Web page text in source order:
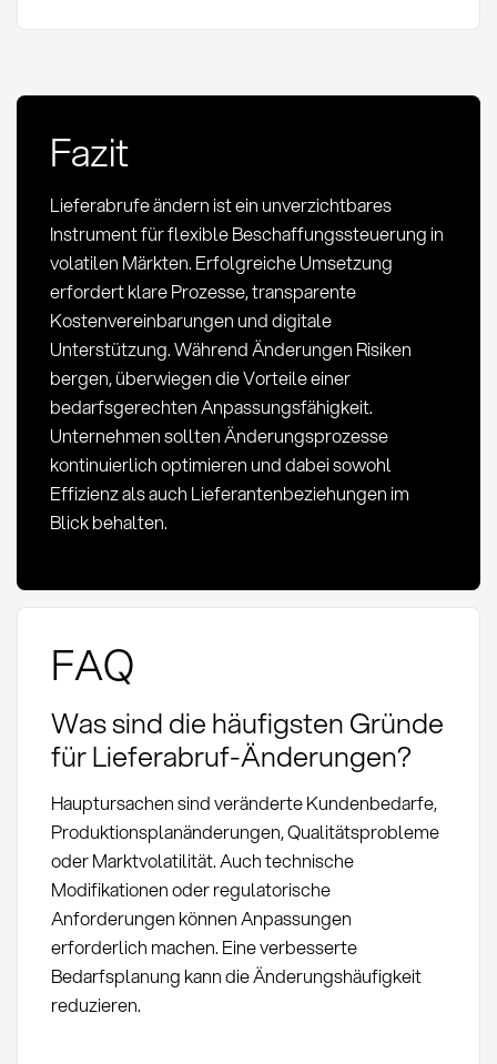
Fazit
Lieferabrufe ändern ist ein unverzichtbares
Instrument für flexible Beschaffungssteuerung in
volatilen Märkten. Erfolgreiche Umsetzung
erfordert klare Prozesse, transparente
Kostenvereinbarungen und digitale
Unterstützung. Während Änderungen Risiken
bergen, überwiegen die Vorteile einer
bedarfsgerechten Anpassungsfähigkeit.
Unternehmen sollten Änderungsprozesse
kontinuierlich optimieren und dabei sowohl
Effizienz als auch Lieferantenbeziehungen im
Blick behalten.
FAQ
Was sind die häufigsten Gründe
für Lieferabruf-Änderungen?
Hauptursachen sind veränderte Kundenbedarfe,
Produktionsplanänderungen, Qualitätsprobleme
oder Marktvolatilität. Auch technische
Modifikationen oder regulatorische
Anforderungen können Anpassungen
erforderlich machen. Eine verbesserte
Bedarfsplanung kann die Änderungshäufigkeit
reduzieren.